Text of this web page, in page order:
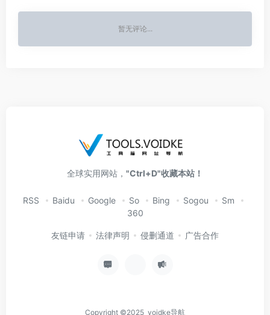
暂无评论...
全球实用网站， "Ctrl+D"收藏本站！
RSS Baidu Google So Bing Sogou
Sm
360
友链申请 法律声明 侵删通道 广告合作
Copyright ©2025 voidke导航